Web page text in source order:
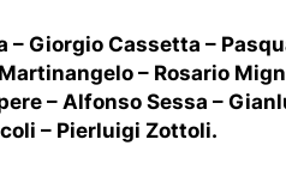
– Giorgio Cassetta –
– Rosario
– Alfonso Sessa –
– Pierluigi Zottoli.